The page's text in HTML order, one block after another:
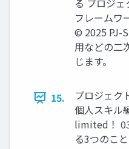
る プロジ
フレームワ
© 2025 PJ-
用などの二
じます。
15.
プロジェク
個人スキル
limited！
る3つのこ